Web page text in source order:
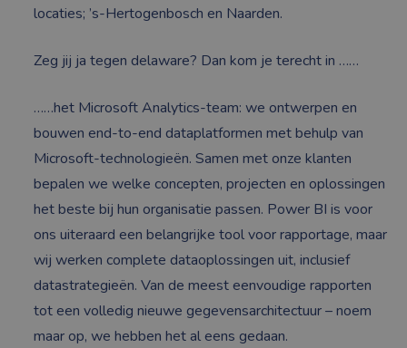
locaties; ’s-Hertogenbosch en Naarden.
Zeg jij ja tegen delaware? Dan kom je terecht in ……
……het Microsoft Analytics-team: we ontwerpen en
bouwen end-to-end dataplatformen met behulp van
Microsoft-technologieën. Samen met onze klanten
bepalen we welke concepten, projecten en oplossingen
het beste bij hun organisatie passen. Power BI is voor
ons uiteraard een belangrijke tool voor rapportage, maar
wij werken complete dataoplossingen uit, inclusief
datastrategieën. Van de meest eenvoudige rapporten
tot een volledig nieuwe gegevensarchitectuur – noem
maar op, we hebben het al eens gedaan.